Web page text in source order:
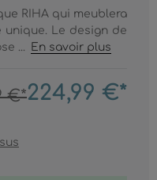
RIHA qui meublera
unique. Le design de
...
En savoir plus
€*224,99 €*